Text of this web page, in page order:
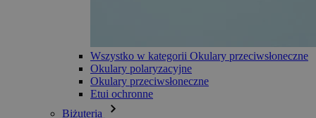
Wszystko w kategorii Okulary przeciwsłoneczne
Okulary polaryzacyjne
Okulary przeciwsłoneczne
Etui ochronne
Biżuteria